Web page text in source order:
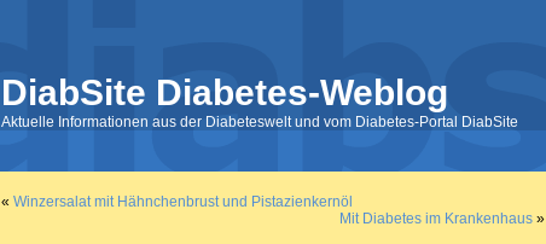
DiabSite Diabetes-Weblog
Aktuelle Informationen aus der Diabeteswelt und vom Diabetes-Portal DiabSite
« Winzersalat mit Hähnchenbrust und Pistazienkernöl
Mit Diabetes im Krankenhaus »